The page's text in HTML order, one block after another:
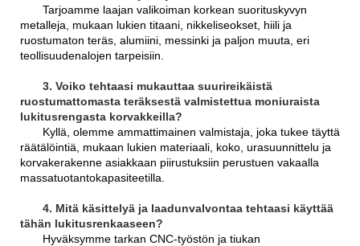
Tarjoamme laajan valikoiman korkean suorituskyvyn
metalleja, mukaan lukien titaani, nikkeliseokset, hiili ja
ruostumaton teräs, alumiini, messinki ja paljon muuta, eri
teollisuudenalojen tarpeisiin.
3. Voiko tehtaasi mukauttaa suurireikäistä
ruostumattomasta teräksestä valmistettua moniuraista
lukitusrengasta korvakkeilla?
Kyllä, olemme ammattimainen valmistaja, joka tukee täyttä
räätälöintiä, mukaan lukien materiaali, koko, urasuunnittelu ja
korvakerakenne asiakkaan piirustuksiin perustuen vakaalla
massatuotantokapasiteetilla.
4. Mitä käsittelyä ja laadunvalvontaa tehtaasi käyttää
tähän lukitusrenkaaseen?
Hyväksymme tarkan CNC-työstön ja tiukan